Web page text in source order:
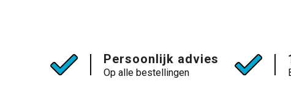
Persoonlijk advies
Op alle bestellingen